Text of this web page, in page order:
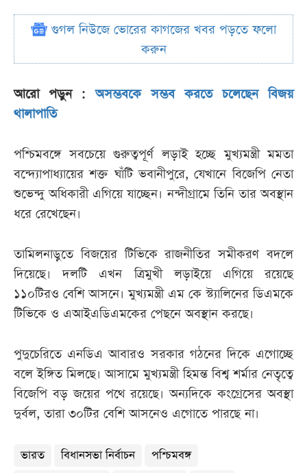
গুগল নিউজে ভোরের কাগজের খবর পড়তে ফলো
করুন
আরো পড়ুন :অসম্ভবকে সম্ভব করতে চলেছেন বিজয়
থালাপাতি
পশ্চিমবঙ্গে সবচেয়ে গুরুত্বপূর্ণ লড়াই হচ্ছে মুখ্যমন্ত্রী মমতা
বন্দ্যোপাধ্যায়ের শক্ত ঘাঁটি ভবানীপুরে, যেখানে বিজেপি নেতা
শুভেন্দু অধিকারী এগিয়ে যাচ্ছেন। নন্দীগ্রামে তিনি তার অবস্থান
ধরে রেখেছেন।
তামিলনাড়ুতে বিজয়ের টিভিকে রাজনীতির সমীকরণ বদলে
দিয়েছে। দলটি এখন ত্রিমুখী লড়াইয়ে এগিয়ে রয়েছে
১১০টিরও বেশি আসনে। মুখ্যমন্ত্রী এম কে স্ট্যালিনের ডিএমকে
টিভিকে ও এআইএডিএমকের পেছনে অবস্থান করছে।
পুদুচেরিতে এনডিএ আবারও সরকার গঠনের দিকে এগোচ্ছে
বলে ইঙ্গিত মিলছে। আসামে মুখ্যমন্ত্রী হিমন্ত বিশ্ব শর্মার নেতৃত্বে
বিজেপি বড় জয়ের পথে রয়েছে। অন্যদিকে কংগ্রেসের অবস্থা
দুর্বল, তারা ৩০টির বেশি আসনেও এগোতে পারছে না।
ভারত বিধানসভা নির্বাচন
পশ্চিমবঙ্গ